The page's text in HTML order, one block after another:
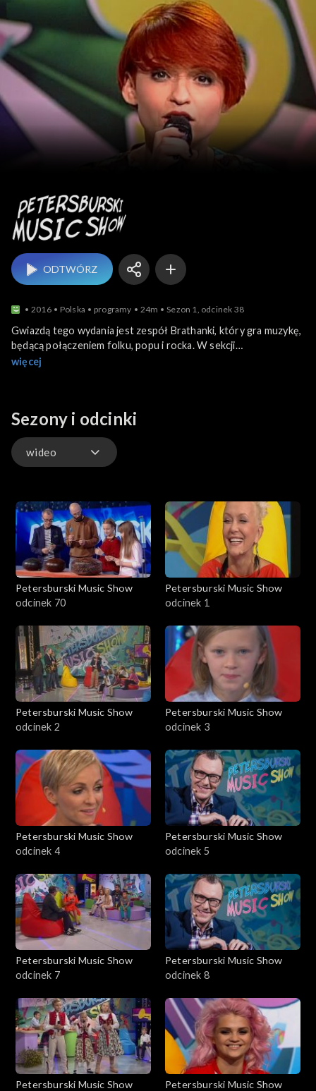
Petersburski Music
ODTWÓRZ
2016 Polska programy 24m Sezon 1, odcinek 38
Gwiazdą tego wydania jest zespół Brathanki, który gra muzykę,
będącą połączeniem folku, popu i rocka. W sekcji
„Instrumentalni” poznamy flet prosty. Będziemy również gościć
Scenie Talentów niespełna dziesięcioletnia mieszkanka
Radomska – Oliwia Kopiec.
więcej
Sezony i odcinki
wideo
Petersburski Music Show
odcinek 70
Petersburski Music Show
odcinek 1
Petersburski Music Show
odcinek 2
Petersburski Music Show
odcinek 3
Petersburski Music Show
odcinek 4
Petersburski Music Show
odcinek 5
Petersburski Music Show
odcinek 7
Petersburski Music Show
odcinek 8
Petersburski Music Show
Petersburski Music Show